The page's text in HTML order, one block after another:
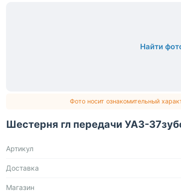
Найти
Фото носит ознакомительный
Шестерня гл передачи УАЗ-
Артикул
Доставка
Магазин